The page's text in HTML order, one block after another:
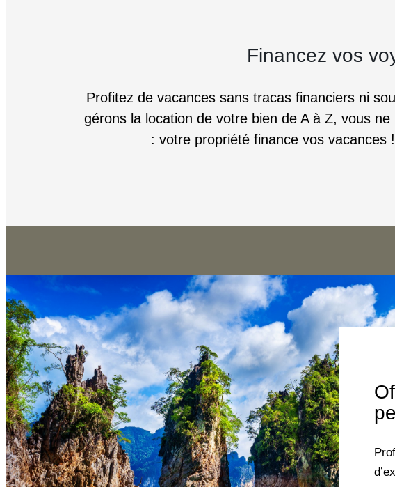
Financez vos
Profitez de vacances sans tracas financiers ni
gérons la location de votre bien de A à Z, vous
: votre propriété finance vos vacances